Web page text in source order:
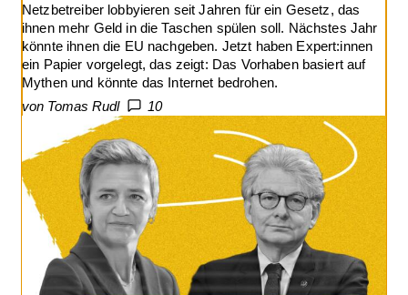
Netzbetreiber lobbyieren seit Jahren für ein Gesetz, das
ihnen mehr Geld in die Taschen spülen soll. Nächstes Jahr
könnte ihnen die EU nachgeben. Jetzt haben Expert:innen
ein Papier vorgelegt, das zeigt: Das Vorhaben basiert auf
Mythen und könnte das Internet bedrohen.
von Tomas Rudl
10